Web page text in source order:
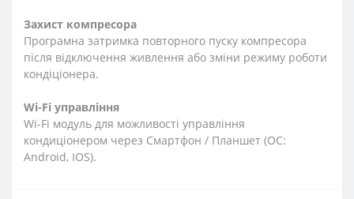
Захист компресора
Програмна затримка повторного пуску компресора
після відключення живлення або зміни режиму роботи
кондіціонера.
Wi-Fi управління
Wi-Fi модуль для можливості управління
кондиціонером через Смартфон / Планшет (ОС:
Android, IOS).